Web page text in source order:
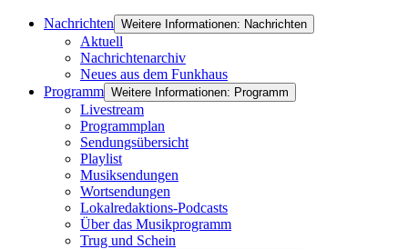
Nachrichten Weitere Informationen: Nachrichten
Aktuell
Nachrichtenarchiv
Neues aus dem Funkhaus
Programm Weitere Informationen: Programm
Livestream
Programmplan
Sendungsübersicht
Playlist
Musiksendungen
Wortsendungen
Lokalredaktions-Podcasts
Über das Musikprogramm
Trug und Schein